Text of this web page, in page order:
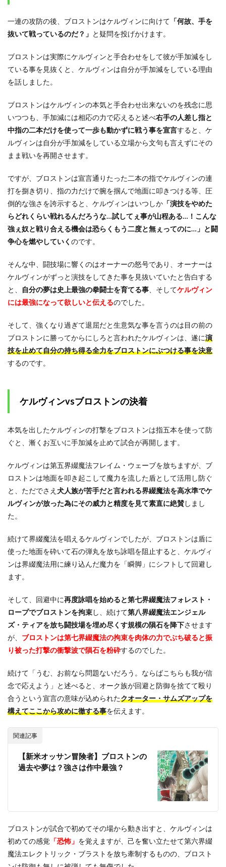
一連の攻防の後、ブロストンはケルヴィンに向けて 「何故、手を
抜いて戦っているのだ？」 と疑問を投げかけます。
ブロストンは実際にケルヴィンと手合わせをして彼が手加減をし
ている事を見抜くと、ケルヴィンは自分が手加減をしている理由
を話しました。
ブロストンはケルヴィンの本気と手合わせ出来ないのを残念に思
いつつも、手加減には相応の力で応えると述べ右手の人差し指と
中指の二本だけを使って一歩も動かずに戦う事を宣言すると、ケ
ルヴィンは自分が手加減をしている立場から文句も言えずにその
まま戦いを再開させます。
ですが、ブロストンは宣言通りたった二本の指でケルヴィンの連
打を捌き切り、指の力だけで腕を掴んで地面に叩きつける等、圧
倒的な強さを誇示すると、ケルヴィンはいつしか 「演技をやめた
らどれくらい戦れるんだろうな…試してぇ事が山程ある…！こんな
強ぇ奴と戦り合える機会は恐らくもう二度と無ぇってのに…」と闘
争心を燃やしていく のです。
そんな中、闘技場に響くのはオーナーの怒号であり、オーナーは
ケルヴィンがずっと演技をしてきた事を見抜いていたと告白する
と、
自分の夢は史上最強の拳闘士を育てる事 、そしてケルヴィン
には最強になって欲しいと伝えるのでした。
そして、強くなり過ぎて退屈だと生意気な事を言うのは目の前の
ブロストンに勝ってからにしろと言われたケルヴィンは、遂に演
技を止めて自分の持ち得る全力をブロストンにぶつける事を決意
するのです。
ケルヴィンvsブロストンの決着
本気を出したケルヴィンの打撃をブロストンは指五本を使って防
ぐと、漸くお互いに手加減を止めて試合が再開します。
ケルヴィンは第五界綴魔法フレイム・ウェーブを放ちますが、ブ
ロストンは地面を叩き起こして魔力を流した盾として活用し防ぐ
と、ただでさえ 犬人族が苦手だと言われる界綴魔法を高水準でケ
ルヴィンが放った為にその威力と精度を見て素直に絶賛しまし
た。
続けて界綴魔法を唱えるケルヴィンでしたが、ブロストンは盾に
使った地面を砕いて石の弾丸を放ち詠唱を阻止すると、ケルヴィ
ンは界綴魔法用に練り込んだ魔力を「瞬脚」にシフトして回避し
ます。
そして、回避中に再度詠唱を始めると第七界綴魔法フォレスト・
ロープでブロストンを拘束し、続けて第八界綴魔法エンジェル
ズ・ティアを放ち闘技場を埋め尽くす規模の隕石を降下させます
が、 ブロストンは第七界綴魔法の拘束を肉体の力でぶち破ると振
り被った打撃の衝撃波で隕石を粉砕するのでした。
続けて「うむ、お前なら問題ないだろう。ならばこちらも我が信
念で応えよう」と述べると、オーク族が回避と防御を捨てて殴り
合うという宣言の意味が込められたクオーター・サムズアップを
構えてここから攻めに徹する事を伝えます。
関連記事
【新米オッサン冒険者】ブロストンの
過去や夢は？強さは作中最強？
ブロストンが試合で初めてその場から動き出すと、ケルヴィンは
初めての感覚 「恐怖」 を覚えますが、己を奮い立たせて第六界綴
魔法エレクトリック・ブラストを放ち牽制するものの、ブロスト